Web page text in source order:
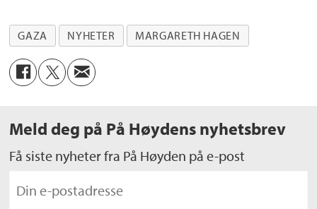
GAZA NYHETER MARGARETH HAGEN
Meld deg på På Høydens nyhetsbrev
Få siste nyheter fra På Høyden på e-post